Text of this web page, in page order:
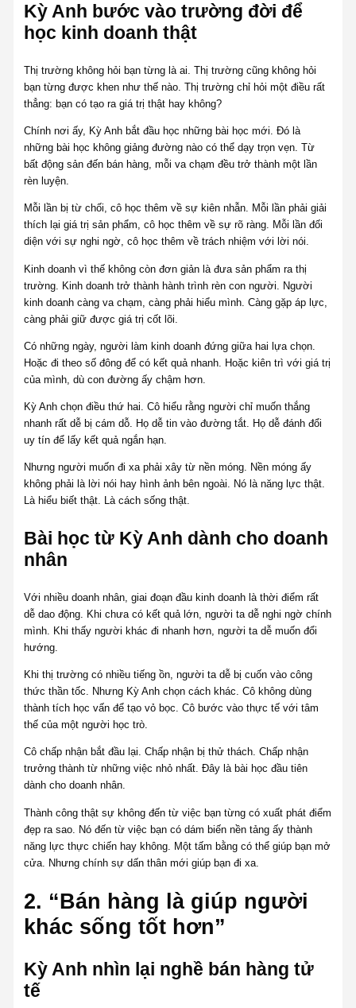
Kỳ Anh bước vào trường đời để
học kinh doanh thật
Thị trường không hỏi bạn từng là ai. Thị trường cũng không hỏi
bạn từng được khen như thế nào. Thị trường chỉ hỏi một điều rất
thẳng: bạn có tạo ra giá trị thật hay không?
Chính nơi ấy, Kỳ Anh bắt đầu học những bài học mới. Đó là
những bài học không giảng đường nào có thể dạy trọn vẹn. Từ
bất động sản đến bán hàng, mỗi va chạm đều trở thành một lần
rèn luyện.
Mỗi lần bị từ chối, cô học thêm về sự kiên nhẫn. Mỗi lần phải giải
thích lại giá trị sản phẩm, cô học thêm về sự rõ ràng. Mỗi lần đối
diện với sự nghi ngờ, cô học thêm về trách nhiệm với lời nói.
Kinh doanh vì thế không còn đơn giản là đưa sản phẩm ra thị
trường. Kinh doanh trở thành hành trình rèn con người. Người
kinh doanh càng va chạm, càng phải hiểu mình. Càng gặp áp lực,
càng phải giữ được giá trị cốt lõi.
Có những ngày, người làm kinh doanh đứng giữa hai lựa chọn.
Hoặc đi theo số đông để có kết quả nhanh. Hoặc kiên trì với giá trị
của mình, dù con đường ấy chậm hơn.
Kỳ Anh chọn điều thứ hai. Cô hiểu rằng người chỉ muốn thắng
nhanh rất dễ bị cám dỗ. Họ dễ tin vào đường tắt. Họ dễ đánh đổi
uy tín để lấy kết quả ngắn hạn.
Nhưng người muốn đi xa phải xây từ nền móng. Nền móng ấy
không phải là lời nói hay hình ảnh bên ngoài. Nó là năng lực thật.
Là hiểu biết thật. Là cách sống thật.
Bài học từ Kỳ Anh dành cho doanh
nhân
Với nhiều doanh nhân, giai đoạn đầu kinh doanh là thời điểm rất
dễ dao động. Khi chưa có kết quả lớn, người ta dễ nghi ngờ chính
mình. Khi thấy người khác đi nhanh hơn, người ta dễ muốn đổi
hướng.
Khi thị trường có nhiều tiếng ồn, người ta dễ bị cuốn vào công
thức thần tốc. Nhưng Kỳ Anh chọn cách khác. Cô không dùng
thành tích học vấn để tạo vỏ bọc. Cô bước vào thực tế với tâm
thế của một người học trò.
Cô chấp nhận bắt đầu lại. Chấp nhận bị thử thách. Chấp nhận
trưởng thành từ những việc nhỏ nhất. Đây là bài học đầu tiên
dành cho doanh nhân.
Thành công thật sự không đến từ việc bạn từng có xuất phát điểm
đẹp ra sao. Nó đến từ việc bạn có dám biến nền tảng ấy thành
năng lực thực chiến hay không. Một tấm bằng có thể giúp bạn mở
cửa. Nhưng chính sự dấn thân mới giúp bạn đi xa.
2. “Bán hàng là giúp người
khác sống tốt hơn”
Kỳ Anh nhìn lại nghề bán hàng tử
tế